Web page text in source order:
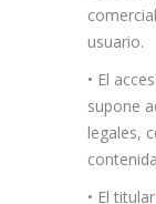
usuario.
• El
supone
legales,
• El